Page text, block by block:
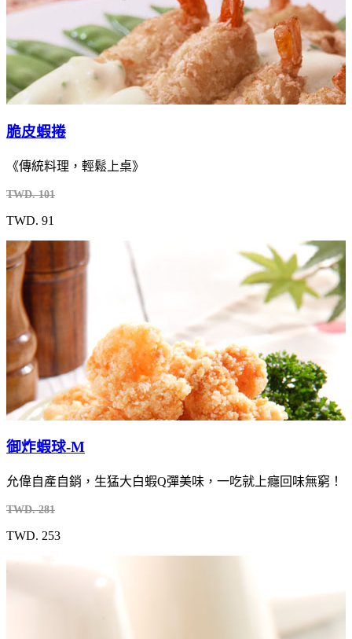
脆皮蝦捲
《傳統料理，輕鬆上桌》
TWD. 101
TWD. 91
御炸蝦球-M
允偉自產自銷，生猛大白蝦Q彈美味，一吃就上癮回味無窮！
TWD. 281
TWD. 253